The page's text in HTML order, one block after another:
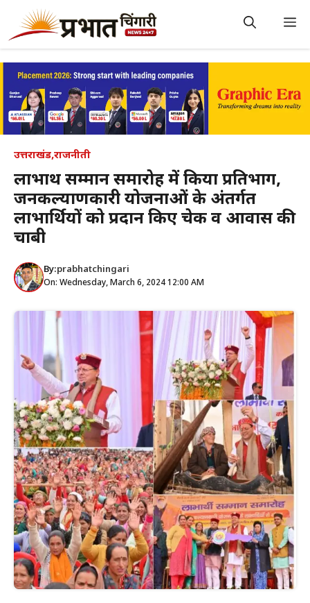
content
उत्तराखंड,राजनीती
लाभार्थी सम्मान समारोह में किया प्रतिभाग,
जनकल्याणकारी योजनाओं के अंतर्गत
लाभार्थियों को प्रदान किए चेक व आवास की
चाबी
By:prabhatchingari
On: Wednesday, March 6, 2024 12:00 AM